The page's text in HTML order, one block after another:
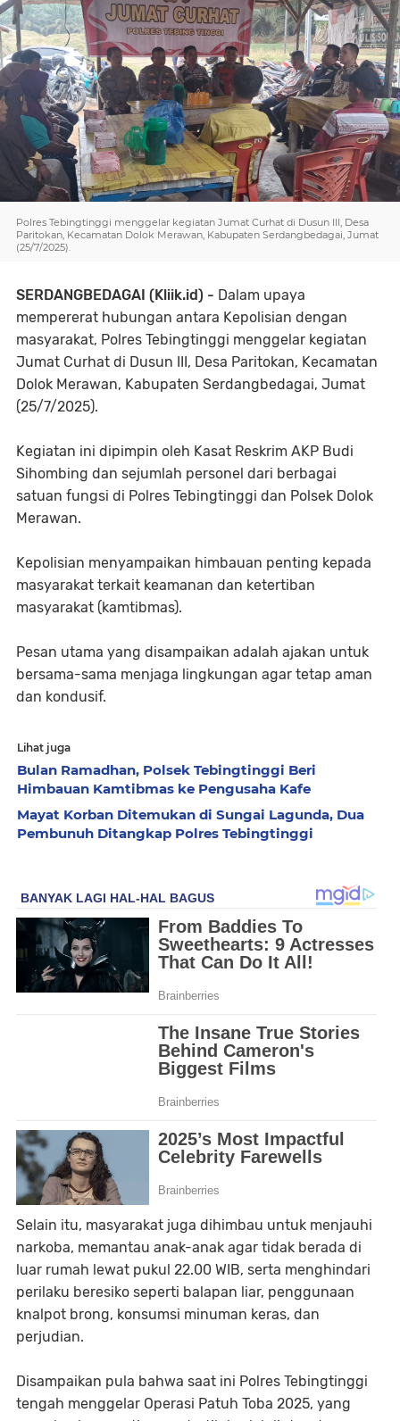
Polres Tebingtinggi menggelar kegiatan Jumat Curhat di Dusun III, Desa
Paritokan, Kecamatan Dolok Merawan, Kabupaten Serdangbedagai, Jumat
(25/7/2025).
SERDANGBEDAGAI (Kliik.id) - Dalam upaya
mempererat hubungan antara Kepolisian dengan
masyarakat, Polres Tebingtinggi menggelar kegiatan
Jumat Curhat di Dusun III, Desa Paritokan, Kecamatan
Dolok Merawan, Kabupaten Serdangbedagai, Jumat
(25/7/2025).
Kegiatan ini dipimpin oleh Kasat Reskrim AKP Budi
Sihombing dan sejumlah personel dari berbagai
satuan fungsi di Polres Tebingtinggi dan Polsek Dolok
Merawan.
Kepolisian menyampaikan himbauan penting kepada
masyarakat terkait keamanan dan ketertiban
masyarakat (kamtibmas).
Pesan utama yang disampaikan adalah ajakan untuk
bersama-sama menjaga lingkungan agar tetap aman
dan kondusif.
Lihat juga
Bulan Ramadhan, Polsek Tebingtinggi Beri
Himbauan Kamtibmas ke Pengusaha Kafe
Mayat Korban Ditemukan di Sungai Lagunda, Dua
Pembunuh Ditangkap Polres Tebingtinggi
Selain itu, masyarakat juga dihimbau untuk menjauhi
narkoba, memantau anak-anak agar tidak berada di
luar rumah lewat pukul 22.00 WIB, serta menghindari
perilaku beresiko seperti balapan liar, penggunaan
knalpot brong, konsumsi minuman keras, dan
perjudian.
Disampaikan pula bahwa saat ini Polres Tebingtinggi
tengah menggelar Operasi Patuh Toba 2025, yang